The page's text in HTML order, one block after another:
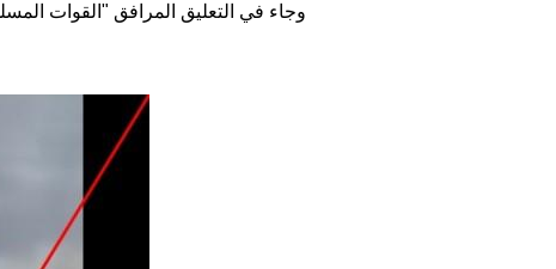
وجاء في التعليق المرافق "القوات